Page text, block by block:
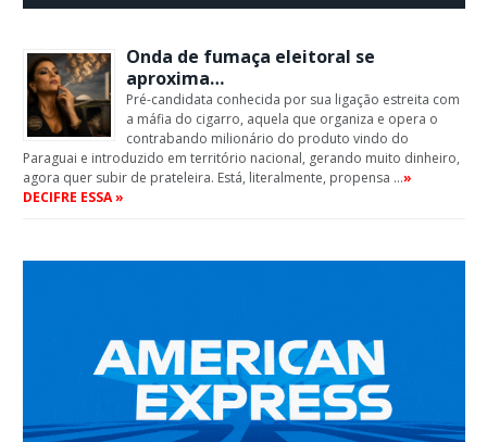
Onda de fumaça eleitoral se
aproxima…
Pré-candidata conhecida por sua ligação estreita com
a máfia do cigarro, aquela que organiza e opera o
contrabando milionário do produto vindo do
Paraguai e introduzido em território nacional, gerando muito dinheiro,
agora quer subir de prateleira. Está, literalmente, propensa …»
DECIFRE ESSA »